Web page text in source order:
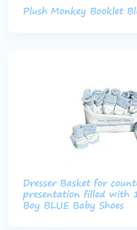
Plush Monkey Booklet
Dresser Basket for
presentation filled with
Boy BLUE Baby Shoes